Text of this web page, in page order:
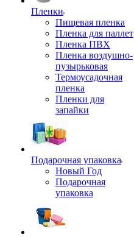
Пленки
Пищевая пленка
Пленка для паллет
Пленка ПВХ
Пленка воздушно-
пузырьковая
Термоусадочная
пленка
Пленки для
запайки
Подарочная упаковка
Новый Год
Подарочная
упаковка